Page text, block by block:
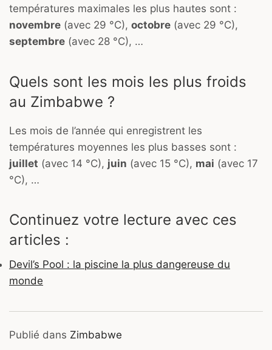
températures maximales les plus hautes sont :
novembre (avec 29 °C), octobre (avec 29 °C),
septembre (avec 28 °C), …
Quels sont les mois les plus froids
au Zimbabwe ?
Les mois de l’année qui enregistrent les
températures moyennes les plus basses sont :
juillet (avec 14 °C), juin (avec 15 °C), mai (avec 17
°C), …
Continuez votre lecture avec ces
articles :
Devil’s Pool : la piscine la plus dangereuse du
monde
Publié dans Zimbabwe